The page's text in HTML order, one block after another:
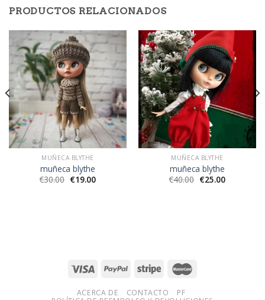
PRODUCTOS RELACIONADOS
MUÑECA BLYTHE
muñeca blythe
€30.00 €19.00
MUÑECA BLYTHE
muñeca blythe
€40.00 €25.00
ACERCA DE CONTACTO
PF